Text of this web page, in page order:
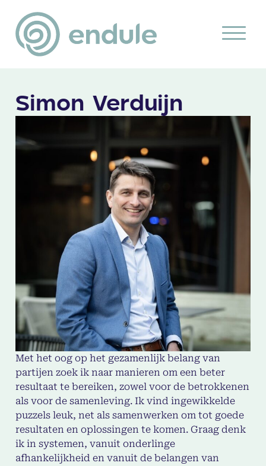
Simon Verduijn
Met het oog op het gezamenlijk belang van
partijen zoek ik naar manieren om een beter
resultaat te bereiken, zowel voor de betrokkenen
als voor de samenleving. Ik vind ingewikkelde
puzzels leuk, net als samenwerken om tot goede
resultaten en oplossingen te komen. Graag denk
ik in systemen, vanuit onderlinge
afhankelijkheid en vanuit de belangen van